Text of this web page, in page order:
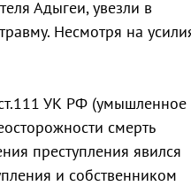
Адыгеи, увезли в
Несмотря на
УК РФ (умышленное
смерть
преступления явился
и собственником